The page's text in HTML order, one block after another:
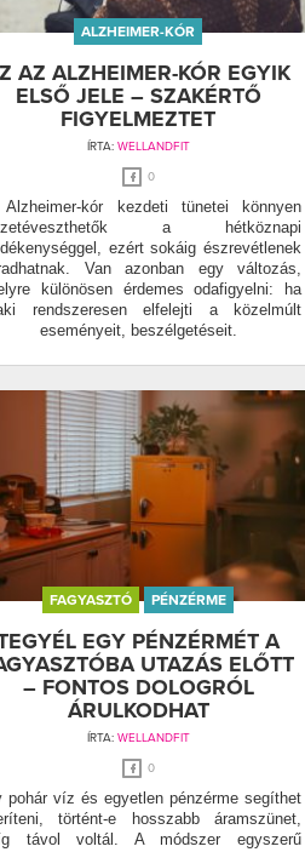
ALZHEIMER-KÓR
AZ ALZHEIMER-KÓR EGYIK
ELSŐ JELE – SZAKÉRTŐ
FIGYELMEZTET
ÍRTA: WELLANDFIT
0
kór kezdeti tünetei könnyen
a hétköznapi
ezért sokáig észrevétlenek
Van azonban egy változás,
különösen érdemes odafigyelni: ha
rendszeresen elfelejti a közelmúlt
eseményeit, beszélgetéseit.
FAGYASZTÓ PÉNZÉRME
EGY PÉNZÉRMÉT A
UTAZÁS ELŐTT
– FONTOS DOLOGRÓL
ÁRULKODHAT
ÍRTA: WELLANDFIT
0
pohár víz és egyetlen pénzérme segíthet
történt-e hosszabb áramszünet,
távol voltál. A módszer egyszerű